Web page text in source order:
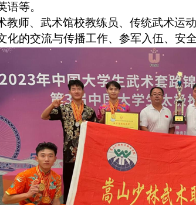
语等。
教师、武术馆校教练员、传统武术运
化的交流与传播工作、参军入伍、安全